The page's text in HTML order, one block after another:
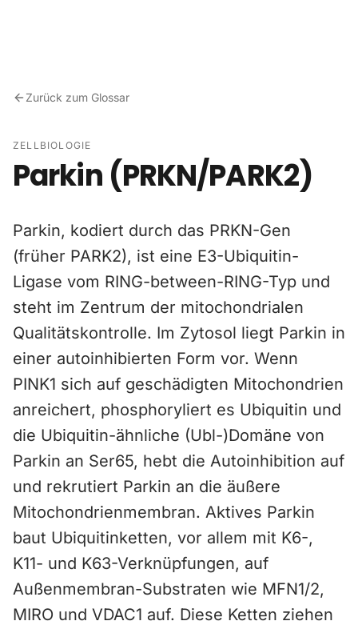
Zurück zum Glossar
ZELLBIOLOGIE
Parkin (PRKN/PARK2)
Parkin, kodiert durch das PRKN-Gen
(früher PARK2), ist eine E3-Ubiquitin-
Ligase vom RING-between-RING-Typ und
steht im Zentrum der mitochondrialen
Qualitätskontrolle. Im Zytosol liegt Parkin in
einer autoinhibierten Form vor. Wenn
PINK1 sich auf geschädigten Mitochondrien
anreichert, phosphoryliert es Ubiquitin und
die Ubiquitin-ähnliche (Ubl-)Domäne von
Parkin an Ser65, hebt die Autoinhibition auf
und rekrutiert Parkin an die äußere
Mitochondrienmembran. Aktives Parkin
baut Ubiquitinketten, vor allem mit K6-,
K11- und K63-Verknüpfungen, auf
Außenmembran-Substraten wie MFN1/2,
MIRO und VDAC1 auf. Diese Ketten ziehen